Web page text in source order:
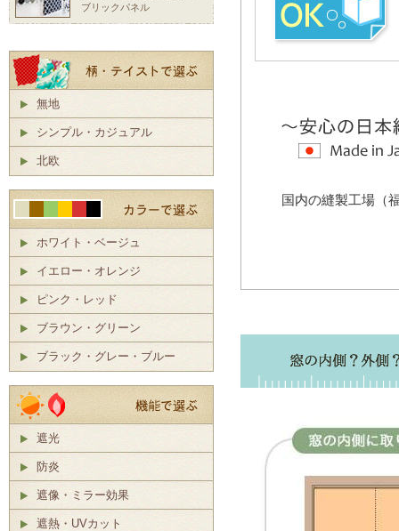
国内の縫製工場（
ブリックパネル
無地
シンプル・カジュアル
北欧
ホワイト・ベージュ
イエロー・オレンジ
ピンク・レッド
ブラウン・グリーン
ブラック・グレー・ブルー
遮光
防炎
遮像・ミラー効果
遮熱・UVカット